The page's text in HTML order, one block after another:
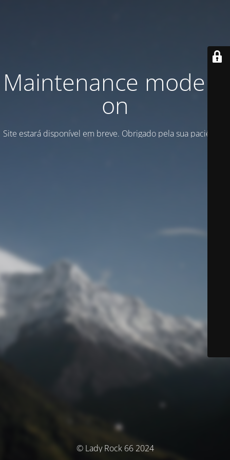
Maintenance mode is
on
Site estará disponível em breve. Obrigado pela sua paciência!
© Lady Rock 66 2024